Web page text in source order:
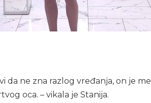
da ne zna razlog vređanja, on je
oca. – vikala je Stanija.